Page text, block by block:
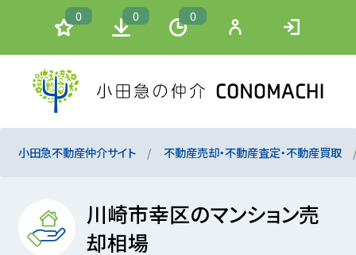
0 0 0
小田急不動産仲介サイト 不動産売却・不動産査定・不動産買取
川崎市幸区のマンション売
却相場